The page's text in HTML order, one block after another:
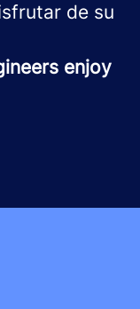
de su
enjoy